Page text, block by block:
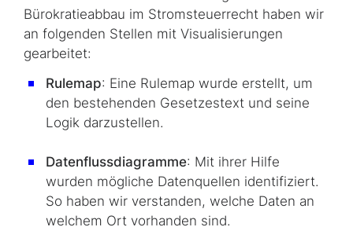
Bürokratieabbau im Stromsteuerrecht haben wir
an folgenden Stellen mit Visualisierungen
gearbeitet:
Rulemap: Eine Rulemap wurde erstellt, um
den bestehenden Gesetzestext und seine
Logik darzustellen.
Datenflussdiagramme: Mit ihrer Hilfe
wurden mögliche Datenquellen identifiziert.
So haben wir verstanden, welche Daten an
welchem Ort vorhanden sind.